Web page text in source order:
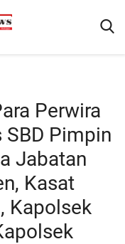
Perwira
SBD Pimpin
Jabatan
Kasat
Kapolsek